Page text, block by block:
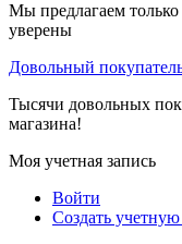
Мы предлагаем
уверены
Довольный
Тысячи довольных
магазина!
Моя учетная запись
Войти
Создать учетную